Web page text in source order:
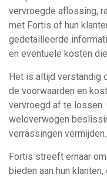
vervroegde aflossing,
met Fortis of hun
gedetailleerde
en eventuele kosten
Het is altijd verstandig
de voorwaarden en
vervroegd af te lossen.
weloverwogen
verrassingen vermijden.
Fortis streeft ernaar
bieden aan hun